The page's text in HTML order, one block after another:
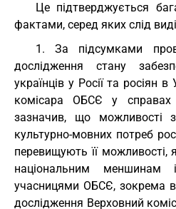
Це підтверджується
фактами, серед яких слід
1. За підсумками
дослідження стану
українців у Росії та росіян
комісара ОБСЄ у справах
зазначив, що можливості
культурно-мовних потреб
перевищують її можливості,
національним
учасницями ОБСЄ, зокрема в
дослідження Верховний